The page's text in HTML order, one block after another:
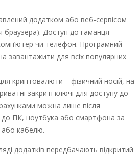
додатком або веб-сервісом
браузера). Доступ до гаманця
чи телефон. Програмний
завантажити для всіх популярних
криптовалюти – фізичний носій, на
закриті ключі для доступу до
можна лише після
ПК, ноутбука або смартфона за
кабелю.
додатків передбачають відкритий